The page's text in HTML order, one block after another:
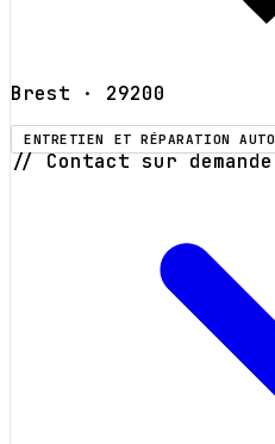
Brest · 29200
ENTRETIEN ET RÉPARATION AUTO
// Contact sur demande